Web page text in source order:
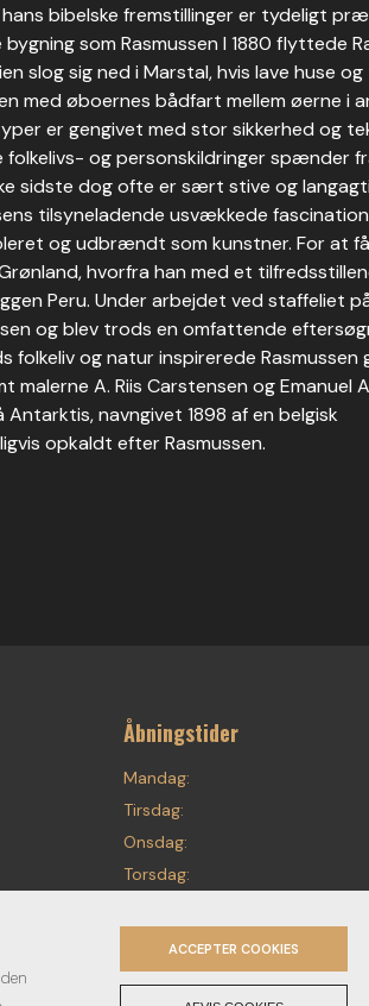
bibelske fremstillinger er tydeligt
som Rasmussen I 1880 flyttede
slog sig ned i Marstal, hvis lave huse
med øboernes bådfart mellem øerne i
er gengivet med stor sikkerhed og
folkelivs- og personskildringer spænder
sidste dog ofte er sært stive og
tilsyneladende usvækkede
og udbrændt som kunstner. For at
hvorfra han med et
Peru. Under arbejdet ved staffeliet
og blev trods en omfattende
folkeliv og natur inspirerede Rasmussen
malerne A. Riis Carstensen og Emanuel
navngivet 1898 af en belgisk
opkaldt efter Rasmussen.
Åbningstider
Mandag:
Tirsdag:
Onsdag:
Torsdag:
Søndag:
ACCEPTER COOKIES